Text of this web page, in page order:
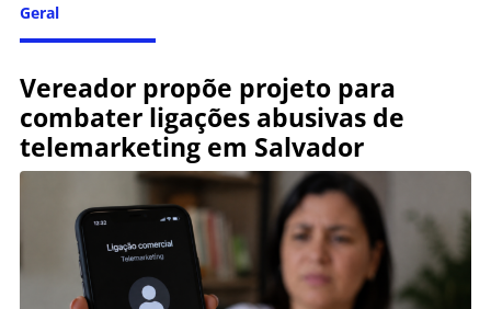
Geral
Vereador propõe projeto para
combater ligações abusivas de
telemarketing em Salvador